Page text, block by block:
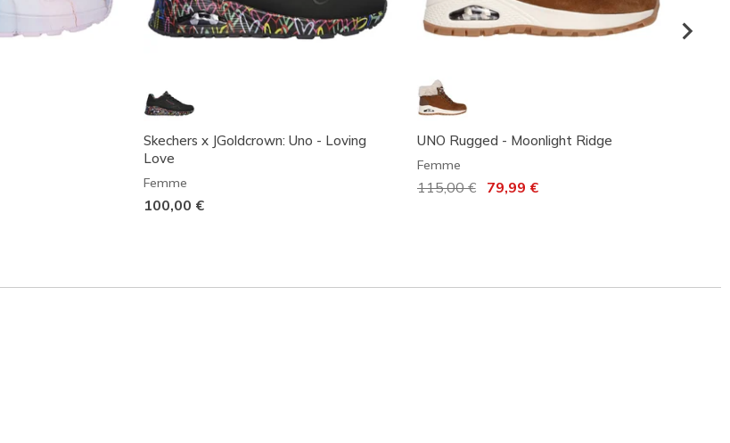
Skechers x JGoldcrown: Uno - Loving
Love
Femme
100,00 €
UNO Rugged - Moonlight Ridge
Femme
Prix réduit de
115,00 €à 79,99 €